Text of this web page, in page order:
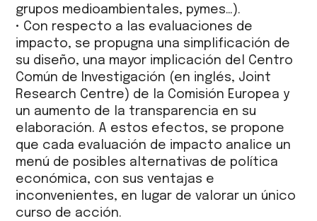
grupos medioambientales, pymes…).
• Con respecto a las evaluaciones de
impacto, se propugna una simplificación de
su diseño, una mayor implicación del Centro
Común de Investigación (en inglés, Joint
Research Centre) de la Comisión Europea y
un aumento de la transparencia en su
elaboración. A estos efectos, se propone
que cada evaluación de impacto analice un
menú de posibles alternativas de política
económica, con sus ventajas e
inconvenientes, en lugar de valorar un único
curso de acción.